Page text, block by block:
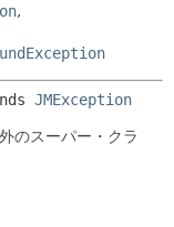
,
JMException
のスーパー・クラ